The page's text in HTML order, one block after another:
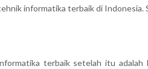
informatika terbaik di Indonesia.
terbaik setelah itu adalah